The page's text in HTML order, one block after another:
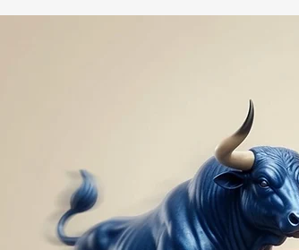
ELEGANCIA Y TRADICIÓN